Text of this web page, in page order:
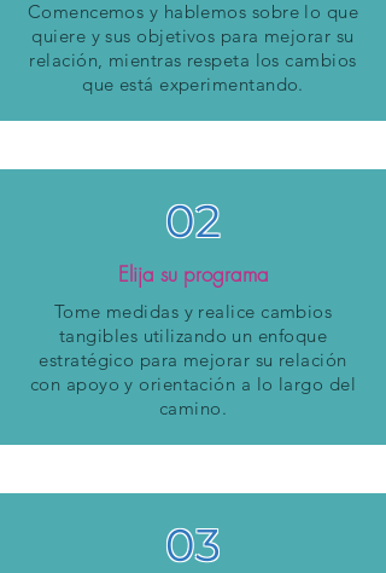
Comencemos y hablemos sobre lo que
quiere y sus objetivos para mejorar su
relación, mientras respeta los cambios
que está experimentando.
02
Elija su programa
Tome medidas y realice cambios
tangibles utilizando un enfoque
estratégico para mejorar su relación
con apoyo y orientación a lo largo del
camino.
03